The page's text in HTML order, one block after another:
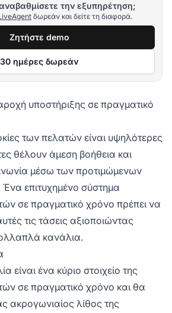
την εξυπηρέτηση;
δωρεάν και δείτε τη διαφορά.
Ζητήστε demo
30 ημέρες δωρεάν
υποστήριξης σε πραγματικό
των πελατών είναι υψηλότερες
θέλουν άμεση βοήθεια και
μέσω των προτιμώμενων
επιτυχημένο σύστημα
σε πραγματικό χρόνο πρέπει να
τις τάσεις αξιοποιώντας
κανάλια.
είναι ένα κύριο στοιχείο της
σε πραγματικό χρόνο και θα
ακρογωνιαίος λίθος της